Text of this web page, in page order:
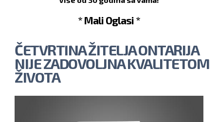
* Mali Oglasi *
ČETVRTINA ŽITELJA ONTARIJA
NIJE ZADOVOLJNA KVALITETOM
ŽIVOTA